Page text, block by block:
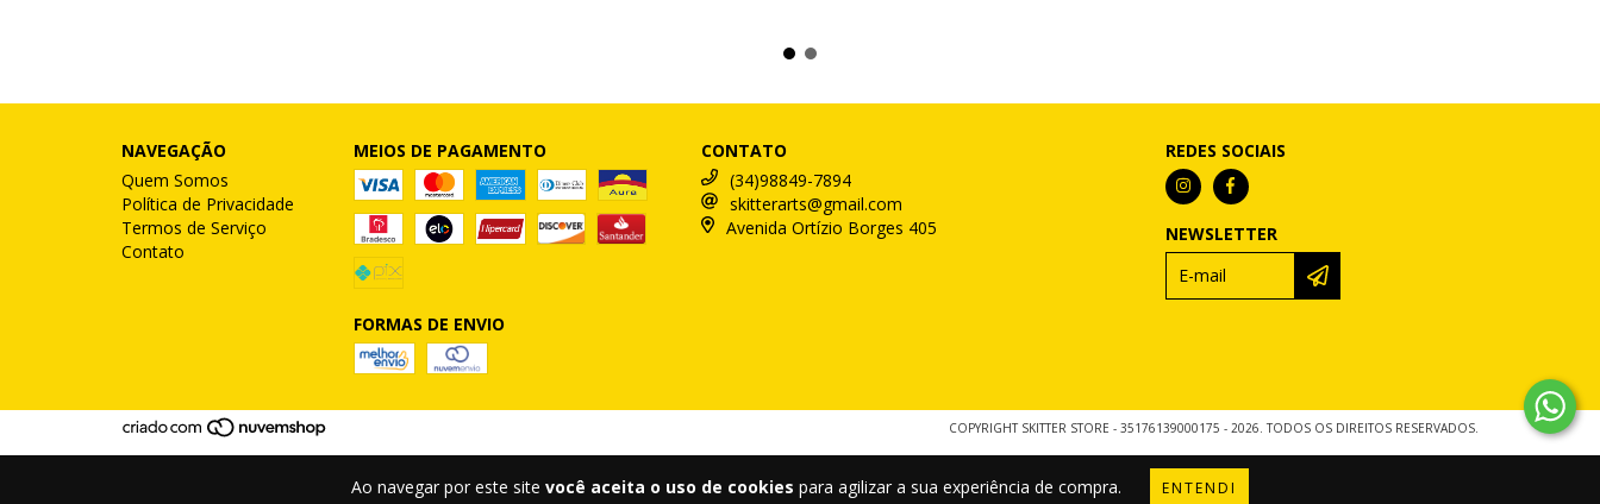
Ao navegar por este site você aceita o uso de cookies para agilizar a sua experiência de compra. ENTENDI
NAVEGAÇÃO
Quem Somos
Política de Privacidade
Termos de Serviço
Contato
MEIOS DE PAGAMENTO
FORMAS DE ENVIO
CONTATO
(34)98849-7894
skitterarts@gmail.com
Avenida Ortízio Borges 405
REDES SOCIAIS
NEWSLETTER
COPYRIGHT SKITTER STORE - 35176139000175 - 2026. TODOS OS DIREITOS RESERVADOS.